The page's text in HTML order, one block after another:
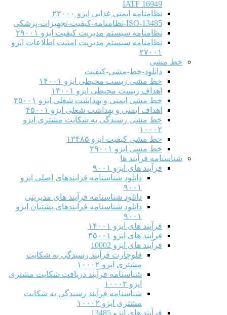
IATF 16949
نظامنامه ایمنی غذایی ایزو ۲۲۰۰۰
ISO-13485-نظامنامه-کیفیت-تجهیزات-پزشکی
نظامنامه سیستم مدیریت کیفیت ایزو ۲۹۰۰۱
نظامنامه سیستم مدیریت امنیت اطلاعات ایزو
۲۷۰۰۱
خط مشی
دانلود-خط-مشی-کیفیت
خط مشی زیست محیطی ایزو ۱۴۰۰۱
اهداف زیست محیطی ایزو ۱۴۰۰۱
خط مشی ایمنی و بهداشت شغلی ایزو ۴۵۰۰۱
اهداف ایمنی و بهداشت شغلی ایزو ۴۵۰۰۱
خط مشی رسیدگی به شکایت مشتری ایزو
۱۰۰۰۲
خط مشی کیفیت ایزو ۱۳۴۸۵
خط مشی ایزو ۲۹۰۰۱
شناسنامه فرآیند ها
فرآیند های ایزو ۹۰۰۱
دانلود شناسنامه فرایندهای اصلی ایزو
۹۰۰۱
دانلود شناسنامه فرآیند های مدیریتی
دانلود شناسنامه فرآیندهای پشتیان ایزو
۹۰۰۱
فرآیند های ایزو ۱۴۰۰۱
فرآیند های ایزو ۴۵۰۰۱
فرآیند های ایزو 10002
فلوچارت فرآیند رسیدگی به شکایت
مشتری ایزو ۱۰۰۰۲
شناسنامه فرآیند دریافت شکایت مشتری
ایزو ۱۰۰۰۲
شناسنامه فرآیند رسیدگی به شکایت
مشتری ایزو ۱۰۰۰۲
فرآیند های ایزو 13485